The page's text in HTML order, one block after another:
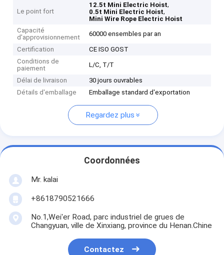
Le point fort
12.5t Mini Electric Hoist,
0.5t Mini Electric Hoist,
Mini Wire Rope Electric Hoist
Capacité
d'approvisionnement
60000 ensembles par an
Certification
CE ISO GOST
Conditions de
paiement
L/C, T/T
Délai de livraison
30 jours ouvrables
Détails d'emballage
Emballage standard d'exportation
Regardez plus
Coordonnées
Mr. kalai
+8618790521666
No.1,Wei'er Road, parc industriel de grues de
Changyuan, ville de Xinxiang, province du Henan.Chine
Contactez